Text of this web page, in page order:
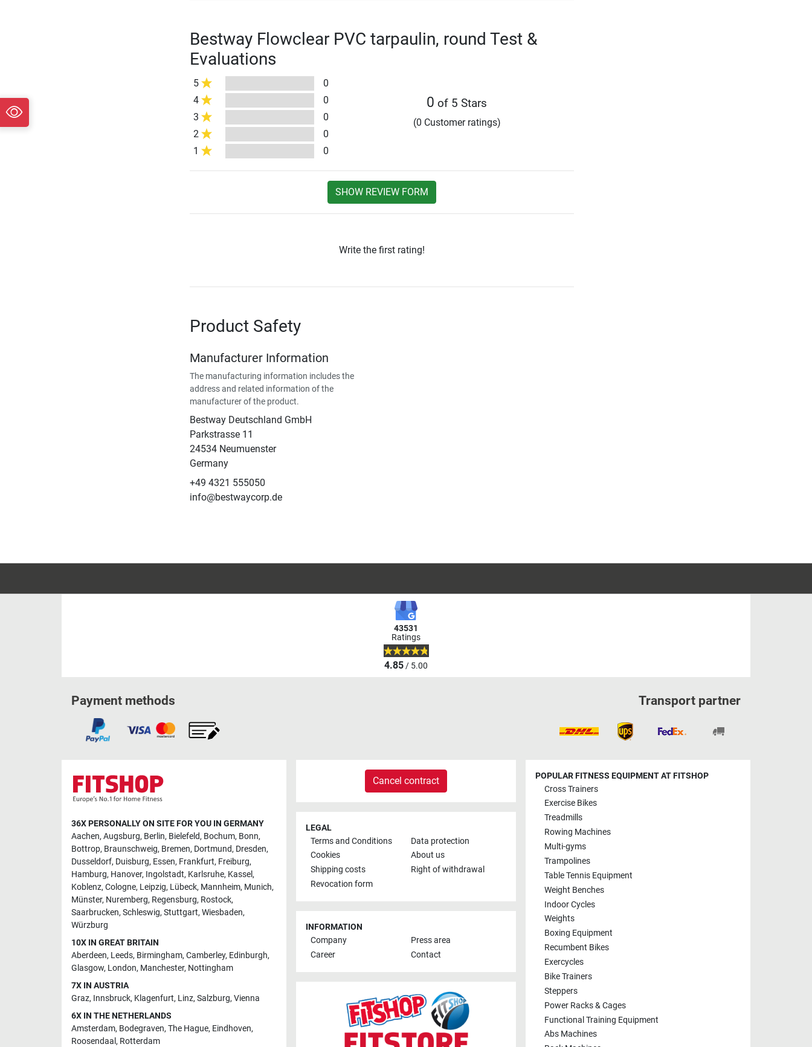
Bestway Flowclear PVC tarpaulin, round Test &
Evaluations
5
0
4
0
3
0
2
0
1
0
0 of 5 Stars
(0 Customer ratings)
SHOW REVIEW FORM
Write the first rating!
Product Safety
Manufacturer Information
The manufacturing information includes the
address and related information of the
manufacturer of the product.
Bestway Deutschland GmbH
Parkstrasse 11
24534 Neumuenster
Germany
+49 4321 555050
info@bestwaycorp.de
43531
Ratings
4.85/ 5.00
Payment methods Transport partner
36X PERSONALLY ON SITE FOR YOU IN GERMANY
Aachen, Augsburg, Berlin, Bielefeld, Bochum, Bonn,
Bottrop, Braunschweig, Bremen, Dortmund, Dresden,
Dusseldorf, Duisburg, Essen, Frankfurt, Freiburg,
Hamburg, Hanover, Ingolstadt, Karlsruhe, Kassel,
Koblenz, Cologne, Leipzig, Lübeck, Mannheim, Munich,
Münster, Nuremberg, Regensburg, Rostock,
Saarbrucken, Schleswig, Stuttgart, Wiesbaden,
Würzburg
10X IN GREAT BRITAIN
Aberdeen, Leeds, Birmingham, Camberley, Edinburgh,
Glasgow, London, Manchester, Nottingham
7X IN AUSTRIA
Graz, Innsbruck, Klagenfurt, Linz, Salzburg, Vienna
6X IN THE NETHERLANDS
Amsterdam, Bodegraven, The Hague, Eindhoven,
Roosendaal , Rotterdam
Cancel contract
LEGAL
Terms and Conditions
Data protection
Cookies
About us
Shipping costs
Right of withdrawal
Revocation form
INFORMATION
Company
Press area
Career
Contact
POPULAR FITNESS EQUIPMENT AT FITSHOP
Cross Trainers
Exercise Bikes
Treadmills
Rowing Machines
Multi-gyms
Trampolines
Table Tennis Equipment
Weight Benches
Indoor Cycles
Weights
Boxing Equipment
Recumbent Bikes
Exercycles
Bike Trainers
Steppers
Power Racks & Cages
Functional Training Equipment
Abs Machines